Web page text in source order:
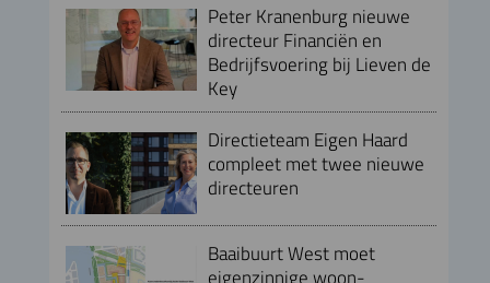
Peter Kranenburg nieuwe
directeur Financiën en
Bedrijfsvoering bij Lieven de
Key
Directieteam Eigen Haard
compleet met twee nieuwe
directeuren
Baaibuurt West moet